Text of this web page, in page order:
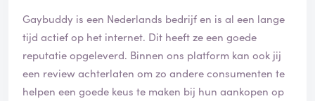
e
v
r
f
Gaybuddy is een Nederlands bedrijf en is al een lange
tijd actief op het internet. Dit heeft ze een goede
reputatie opgeleverd. Binnen ons platform kan ook jij
een review achterlaten om zo andere consumenten te
helpen een goede keus te maken bij hun aankopen op